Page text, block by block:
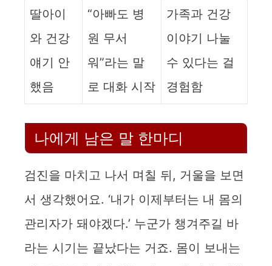
딸아이
와 건강
얘기 안
했음
“아빠도 병
원 무서
워”라는 말
로 대화 시작
가족과 건강
이야기 나눌
수 있다는 걸
경험함
나에게 남은 말 한마디
검진을 마치고 나서 며칠 뒤, 거울을 보면
서 생각했어요. ‘내가 이제부터는 내 몸의
관리자가 돼야겠다.’ 누군가 챙겨주길 바
라는 시기는 끝났다는 거죠. 몸이 보내는